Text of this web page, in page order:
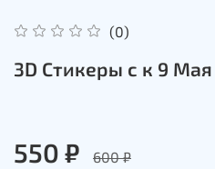
(0)
3D Стикеры с к 9
550 ₽ 600 ₽